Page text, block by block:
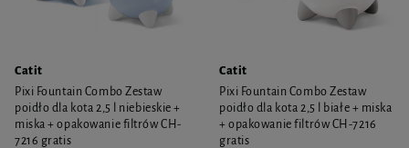
Catit
Pixi Fountain Combo Zestaw
poidło dla kota 2,5 l niebieskie +
miska + opakowanie filtrów CH-
7216 gratis
Catit
Pixi Fountain Combo Zestaw
poidło dla kota 2,5 l białe + miska
+ opakowanie filtrów CH-7216
gratis